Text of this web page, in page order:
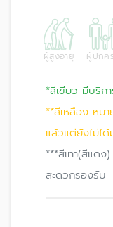
ผู้สูงอายุ ผู้ปกค
*สีเขียว มีบริก
**สีเหลือง หม
แล้วแต่ยังไม่ได้
***สีเทา(สีแด
สะดวกรองรับ